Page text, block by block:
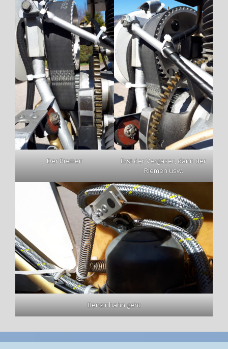
Der Riemen
Erst der Vergaser, dann der
Riemen usw.
Benzinhahn geht